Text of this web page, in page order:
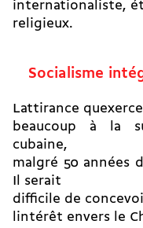
internationaliste,
religieux.
Socialisme
Lattirance
beaucoup à la
cubaine,
malgré 50 années
Il serait
difficile de
lintérêt envers le